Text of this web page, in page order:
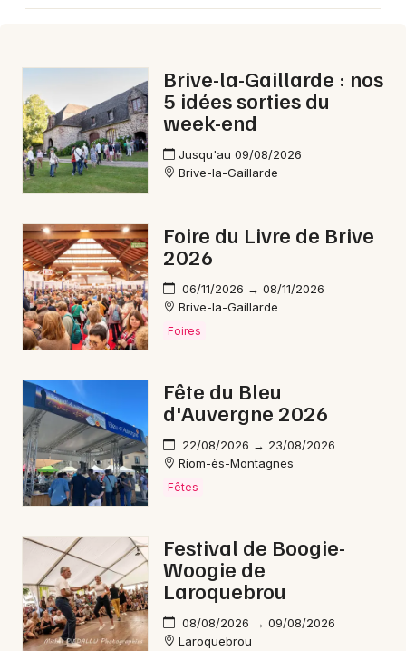
Brive-la-Gaillarde : nos
5 idées sorties du
week-end
Jusqu'au 09/08/2026
Brive-la-Gaillarde
Foire du Livre de Brive
2026
06/11/2026 → 08/11/2026
Brive-la-Gaillarde
Foires
Fête du Bleu
d'Auvergne 2026
22/08/2026 → 23/08/2026
Riom-ès-Montagnes
Fêtes
Festival de Boogie-
Woogie de
Laroquebrou
08/08/2026 → 09/08/2026
Laroquebrou